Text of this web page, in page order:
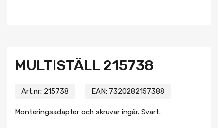
MULTISTÄLL 215738
Art.nr: 215738 EAN: 7320282157388
Monteringsadapter och skruvar ingår. Svart.